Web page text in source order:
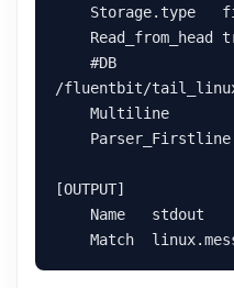
/fluentbit/
[OUTPUT]